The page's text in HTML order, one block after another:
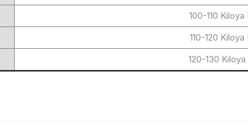
100-110 Kiloya
110-120 Kiloya
120-130